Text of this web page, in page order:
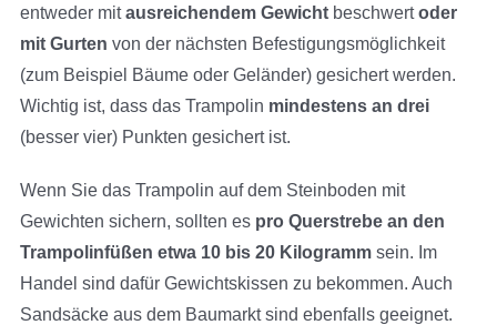
entweder mitausreichendem Gewichtbeschwertoder
mit Gurten von der nächsten Befestigungsmöglichkeit
(zum Beispiel Bäume oder Geländer) gesichert werden.
Wichtig ist, dass das Trampolin mindestens an drei
(besser vier) Punkten gesichert ist.
Wenn Sie das Trampolin auf dem Steinboden mit
Gewichten sichern, sollten es pro Querstrebe an den
Trampolinfüßen etwa 10 bis 20 Kilogrammsein. Im
Handel sind dafür Gewichtskissen zu bekommen. Auch
Sandsäcke aus dem Baumarkt sind ebenfalls geeignet.